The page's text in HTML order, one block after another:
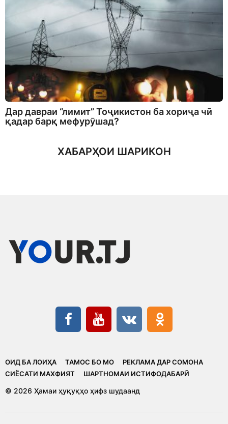
Дар давраи “лимит” Тоҷикистон ба хориҷа чӣ
қадар барқ мефурӯшад?
ХАБАРҲОИ ШАРИКОН
ОИД БА ЛОИҲА ТАМОС БО МО
РЕКЛАМА ДАР СОМОНА
CИЁСАТИ МАХФИЯТ
ШАРТНОМАИ ИСТИФОДАБАРӢ
© 2026 Ҳамаи ҳуқуқҳо ҳифз шудаанд